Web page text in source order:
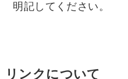
明記してください。
リンクについて